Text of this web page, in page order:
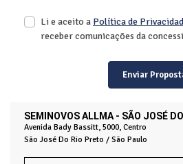
SEMINOVOS ALLMA - SÃO JOSÉ
Avenida Bady Bassitt, 5000, Centro
São José Do Rio Preto / São Paulo
Li e aceito a Política de
receber comunicações da
Enviar